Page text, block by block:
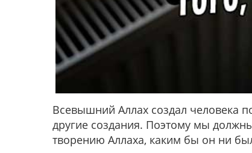
Всевышний Аллах создал человека
другие создания. Поэтому мы
творению Аллаха, каким бы он ни